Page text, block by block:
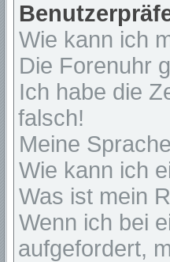
Wie kann ich
Die Forenuhr
Ich habe die
falsch!
Meine
Wie kann ich
Was ist mein
Wenn ich bei
aufgefordert,